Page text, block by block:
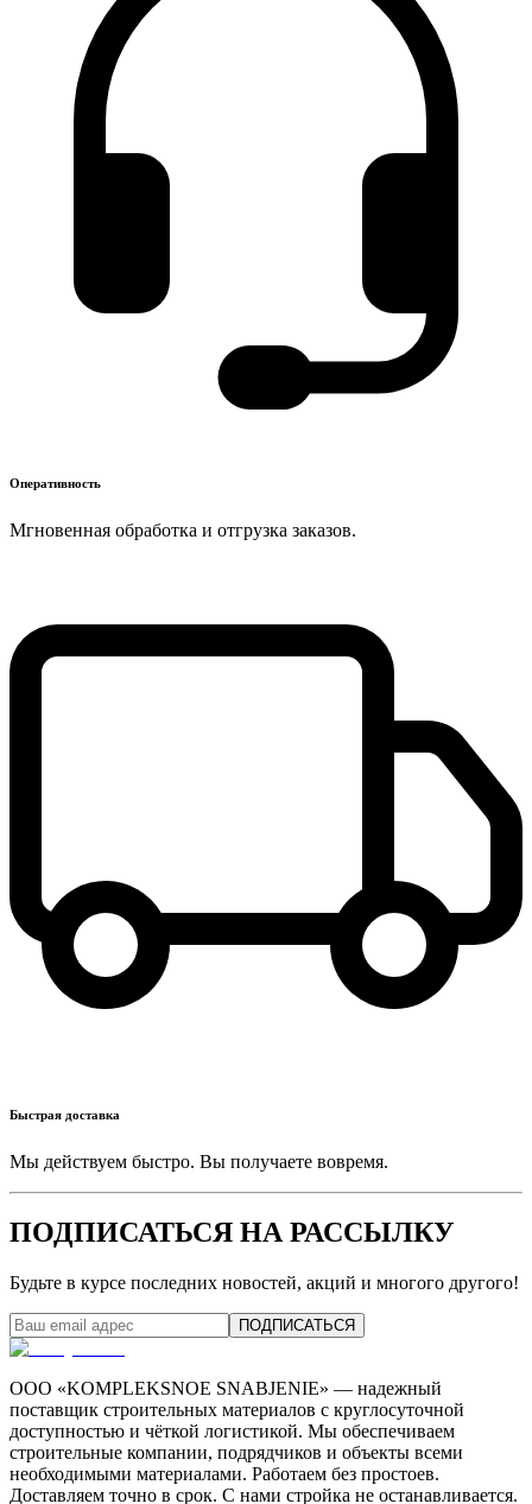
Оперативность
Мгновенная обработка и отгрузка заказов.
Быстрая доставка
Мы действуем быстро. Вы получаете вовремя.
ПОДПИСАТЬСЯ НА РАССЫЛКУ
Будьте в курсе последних новостей, акций и многого другого!
ПОДПИСАТЬСЯ
ООО «KOMPLEKSNOE SNABJENIE» — надежный
поставщик строительных материалов с круглосуточной
доступностью и чёткой логистикой. Мы обеспечиваем
строительные компании, подрядчиков и объекты всеми
необходимыми материалами. Работаем без простоев.
Доставляем точно в срок. С нами стройка не останавливается.